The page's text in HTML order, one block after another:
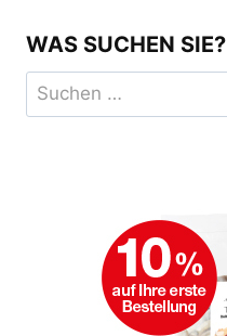
WAS SUCHEN SIE?
Suchen
nach: